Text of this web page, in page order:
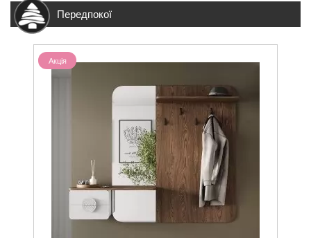
Передпокої
Акція